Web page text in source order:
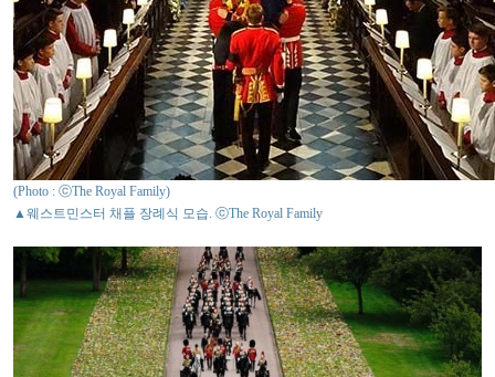
(Photo : ⓒThe Royal Family)
▲웨스트민스터 채플 장례식 모습. ⓒThe Royal Family